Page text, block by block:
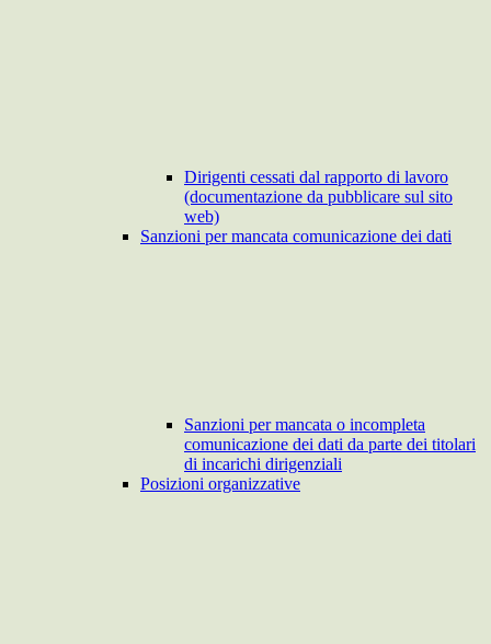
Dirigenti cessati dal rapporto di lavoro
(documentazione da pubblicare sul sito
web)
Sanzioni per mancata comunicazione dei dati
Sanzioni per mancata o incompleta
comunicazione dei dati da parte dei titolari
di incarichi dirigenziali
Posizioni organizzative